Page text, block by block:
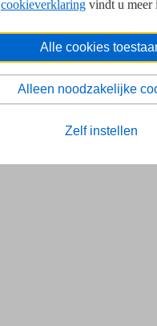
cookieverklaring vindt u meer
Alle cookies
Alleen noodzakelijke
Zelf instellen